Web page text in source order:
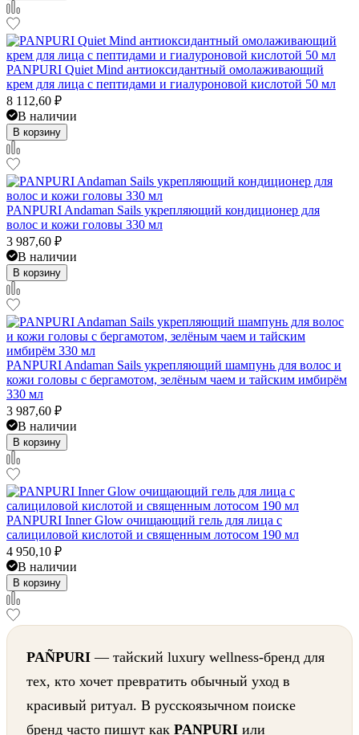
PANPURI Quiet Mind антиоксидантный омолаживающий
крем для лица с пептидами и гиалуроновой кислотой 50 мл
8 112,60 ₽
В наличии
В корзину
PANPURI Andaman Sails укрепляющий кондиционер для
волос и кожи головы 330 мл
3 987,60 ₽
В наличии
В корзину
PANPURI Andaman Sails укрепляющий шампунь для волос и
кожи головы с бергамотом, зелёным чаем и тайским имбирём
330 мл
3 987,60 ₽
В наличии
В корзину
PANPURI Inner Glow очищающий гель для лица с
салициловой кислотой и священным лотосом 190 мл
4 950,10 ₽
В наличии
В корзину
PAÑPURI — тайский luxury wellness-бренд для
тех, кто хочет превратить обычный уход в
красивый ритуал. В русскоязычном поиске
бренд часто пишут как PANPURI или